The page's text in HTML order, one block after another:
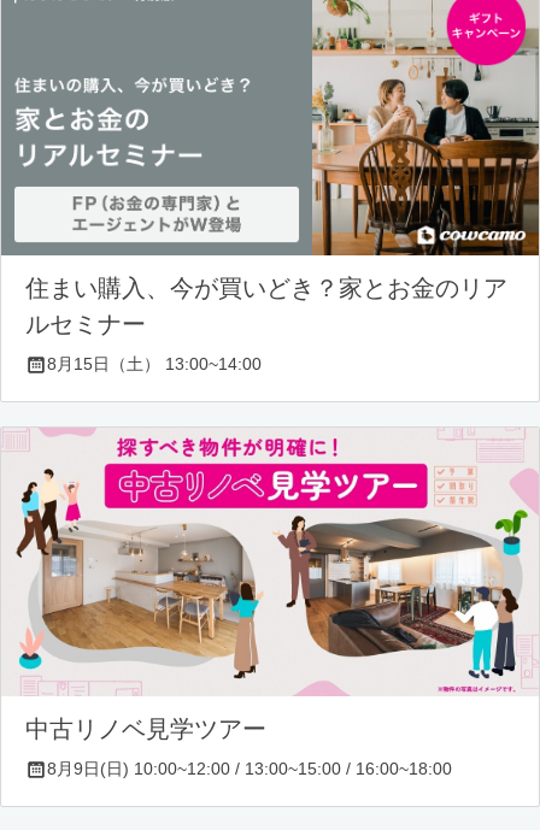
住まい購入、今が買いどき？家とお金のリア
ルセミナー
8月15日（土） 13:00~14:00
中古リノベ見学ツアー
8月9日(日) 10:00~12:00 / 13:00~15:00 / 16:00~18:00